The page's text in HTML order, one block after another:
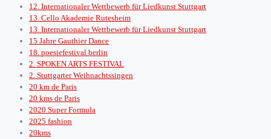
12. Internationaler Wettbewerb für Liedkunst Stuttgart
13. Cello Akademie Rutesheim
13. Internationaler Wettbewerb für Liedkunst Stuttgart
15 Jahre Gauthier Dance
18. poesiefestival berlin
2. SPOKEN ARTS FESTIVAL
2. Stuttgarter Weihnachtssingen
20 km de Paris
20 kms de Paris
2020 Super Formula
2025 fashion
20kms